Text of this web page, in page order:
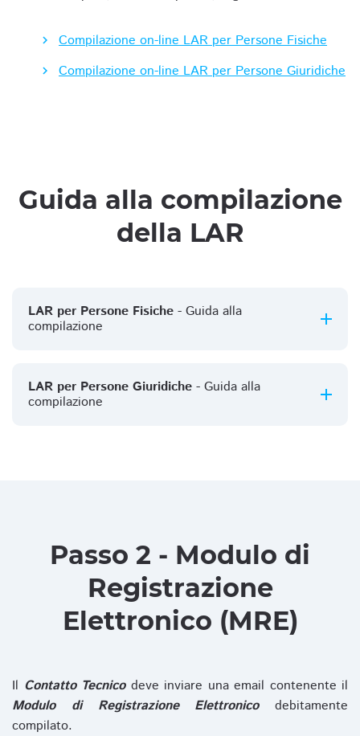
Compilazione on-line LAR per Persone Fisiche
Compilazione on-line LAR per Persone Giuridiche
Guida alla compilazione
della LAR
LAR per Persone Fisiche - Guida alla
compilazione
LAR per Persone Giuridiche - Guida alla
compilazione
Passo 2 - Modulo di
Registrazione
Elettronico (MRE)
Il Contatto Tecnicodeve inviare una email contenente il
Modulo di Registrazione Elettronicodebitamente
compilato.